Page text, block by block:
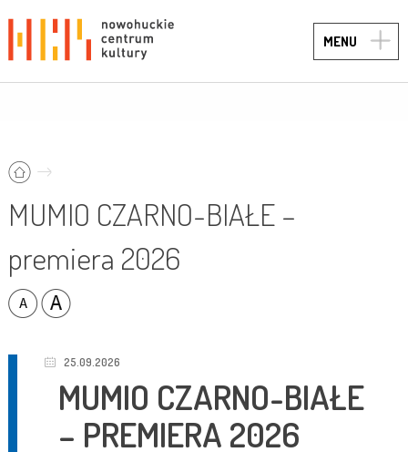
MENU
MUMIO CZARNO-BIAŁE –
premiera 2026
25.09.2026
MUMIO CZARNO-BIAŁE
– PREMIERA 2026